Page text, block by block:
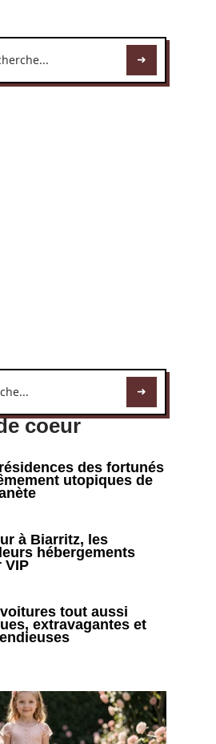
coeur
des fortunés
utopiques de
à Biarritz, les
hébergements
VIP
tout aussi
extravagantes et